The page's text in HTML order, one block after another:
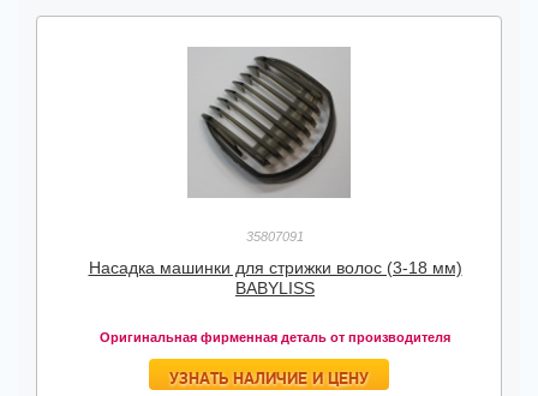
35807091
Насадка машинки для стрижки волос (3-18 мм)
BABYLISS
Оригинальная фирменная деталь от производителя
УЗНАТЬ НАЛИЧИЕ И ЦЕНУ